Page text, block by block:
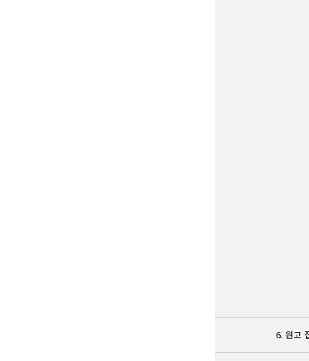
6. 원고